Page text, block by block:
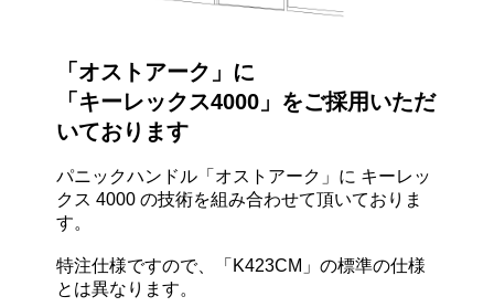
「オストアーク」に
「キーレックス4000」をご採用いただ
いております
パニックハンドル「オストアーク」に キーレッ
クス 4000 の技術を組み合わせて頂いておりま
す。
特注仕様ですので、「K423CM」の標準の仕様
とは異なります。